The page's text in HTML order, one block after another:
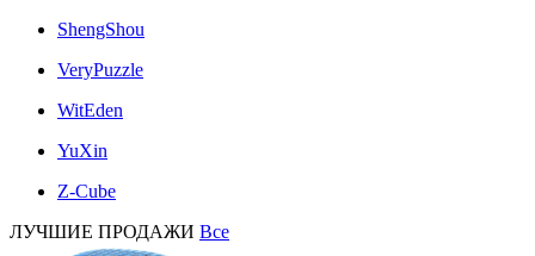
ShengShou
VeryPuzzle
WitEden
YuXin
Z-Cube
ЛУЧШИЕ ПРОДАЖИ Все